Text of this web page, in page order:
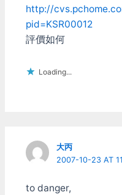
http://
pid=KSR00012
評價如何
Loading...
大丙
2007-10-23 AT
to danger,